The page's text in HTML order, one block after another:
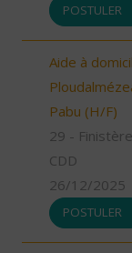
POSTULER
Aide à
Pabu (H/F)
29 - Finistère
CDD
26/12/2025
POSTULER